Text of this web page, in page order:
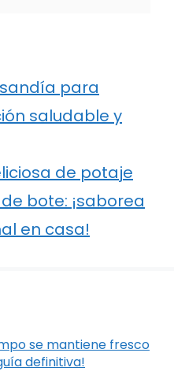
para
saludable y
de potaje
bote: ¡saborea
en casa!
se mantiene fresco
definitiva!